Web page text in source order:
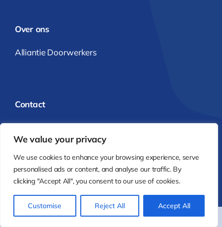
We value your privacy
We use cookies to enhance your browsing experience, serve
personalised ads or content, and analyse our traffic. By
clicking "Accept All", you consent to our use of cookies.
Customise Reject All Accept All
Over ons
Alliantie Doorwerkers
Contact
© 2025 - 2026 | Realisatie:Karen Visbeen Webdesign